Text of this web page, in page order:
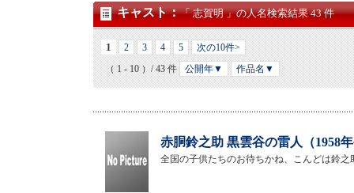
キャスト：「 志賀明 」の人名検索結果 43 件
1 2 3 4 5
次の10件>
（ 1 - 10 ）/ 43 件
公開年▼ 作品名▼
赤胴鈴之助 黒雲谷の雷人（1958
全国の子供たちのお待ちかね、こんどは鈴